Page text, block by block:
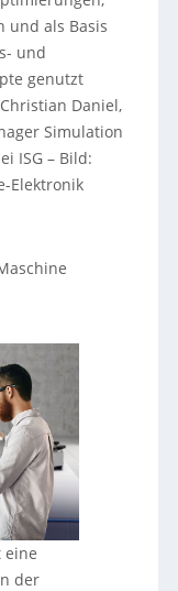
und als Basis
und
genutzt
Daniel,
Simulation
ISG – Bild:
Elektronik
eine
der